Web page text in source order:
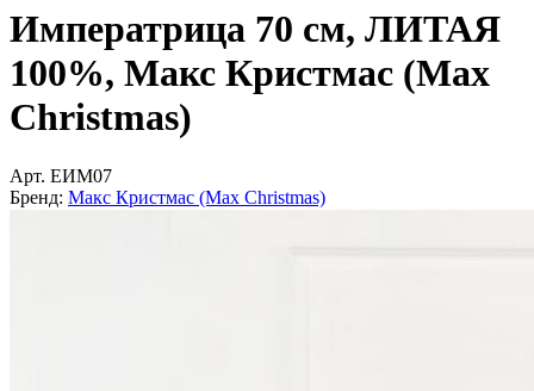
Императрица 70 см, ЛИТАЯ
100%, Макс Кристмас (Max
Christmas)
Арт. ЕИМ07
Бренд: Макс Кристмас (Max Christmas)